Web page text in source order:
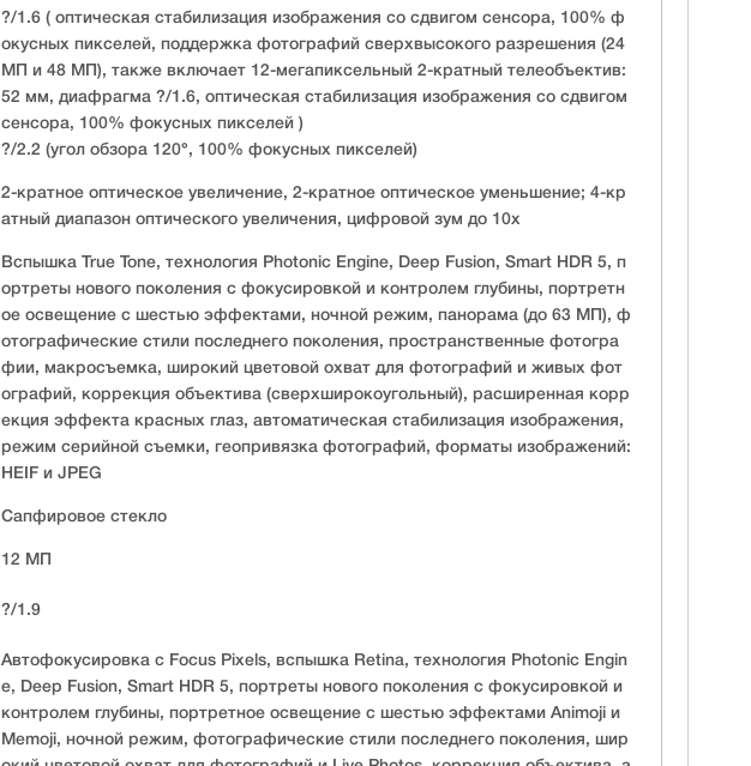
?/1.6 ( оптическая стабилизация изображения со сдвигом сенсора, 100% ф
окусных пикселей, поддержка фотографий сверхвысокого разрешения (24
МП и 48 МП), также включает 12-мегапиксельный 2-кратный телеобъектив:
52 мм, диафрагма ?/1.6, оптическая стабилизация изображения со сдвигом
сенсора, 100% фокусных пикселей )
?/2.2 (угол обзора 120°, 100% фокусных пикселей)
2-кратное оптическое увеличение, 2-кратное оптическое уменьшение; 4-кр
атный диапазон оптического увеличения, цифровой зум до 10x
Вспышка True Tone, технология Photonic Engine, Deep Fusion, Smart HDR 5, п
ортреты нового поколения с фокусировкой и контролем глубины, портретн
ое освещение с шестью эффектами, ночной режим, панорама (до 63 МП), ф
отографические стили последнего поколения, пространственные фотогра
фии, макросъемка, широкий цветовой охват для фотографий и живых фот
ографий, коррекция объектива (сверхширокоугольный), расширенная корр
екция эффекта красных глаз, автоматическая стабилизация изображения,
режим серийной съемки, геопривязка фотографий, форматы изображений:
HEIF и JPEG
Сапфировое стекло
12 МП
?/1.9
Автофокусировка с Focus Pixels, вспышка Retina, технология Photonic Engin
e, Deep Fusion, Smart HDR 5, портреты нового поколения с фокусировкой и
контролем глубины, портретное освещение с шестью эффектами Animoji и
Memoji, ночной режим, фотографические стили последнего поколения, шир